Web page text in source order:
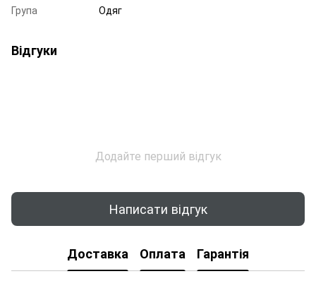
Група
Одяг
Відгуки
Додайте перший відгук
Написати відгук
Доставка Оплата Гарантія